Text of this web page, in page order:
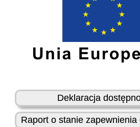
Deklaracja
Raport o stanie zapewnienia